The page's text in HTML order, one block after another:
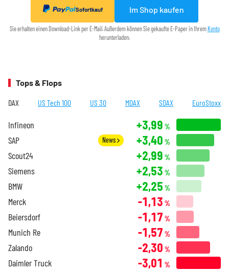
Sofortkauf Im Shop kaufen
Sie erhalten einen Download-Link per E-Mail. Außerdem können Sie gekaufte E-Paper in Ihrem Konto
herunterladen.
Tops & Flops
DAX US Tech 100 US 30 MDAX SDAX EuroStoxx
Infineon +3,99 %
SAP News +3,40 %
Scout24 +2,99 %
Siemens +2,53 %
BMW +2,25 %
Merck -1,13 %
Beiersdorf -1,17 %
Munich Re -1,57 %
Zalando -2,30 %
Daimler Truck -3,01 %